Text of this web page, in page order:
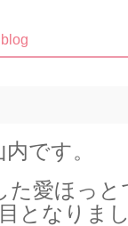
です。
た愛ほっ
となりま